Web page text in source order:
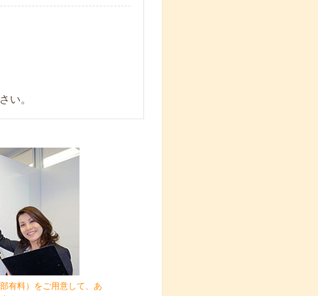
い。
有料）をご用意して、あ